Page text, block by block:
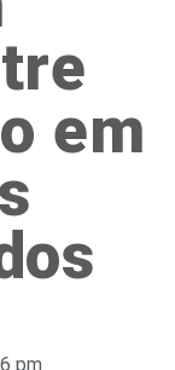
em
pm